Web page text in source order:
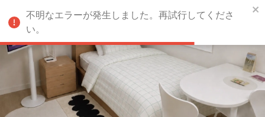
[5mins to Shinchon Station on
JPY
不明なエラーが発生しました。再試行してくださ
い。